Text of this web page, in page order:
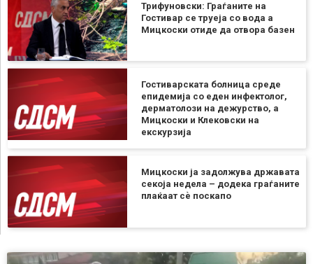
Трифуновски: Граѓаните на
Гостивар се труеја со вода а
Мицкоски отиде да отвора базен
Гостиварската болница среде
епидемија со еден инфектолог,
дерматолози на дежурство, а
Мицкоски и Клековски на
екскурзија
Мицкоски ја задолжува државата
секоја недела – додека граѓаните
плаќаат сѐ поскапо